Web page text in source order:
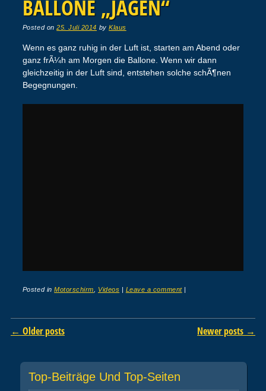
BALLONE „JAGEN“
Posted on25. Juli 2014 byKlaus
Wenn es ganz ruhig in der Luft ist, starten am Abend oder
ganz frÃ¼h am Morgen die Ballone. Wenn wir dann
gleichzeitig in der Luft sind, entstehen solche schÃ¶nen
Begegnungen.
Posted inMotorschirm Videos | Leave a comment |
Post navigation
← Older posts Newer posts →
Top-Beiträge Und Top-Seiten